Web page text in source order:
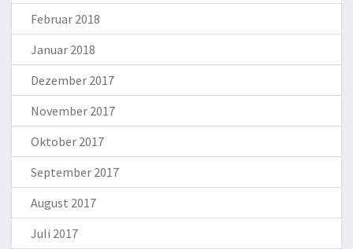
Februar 2018
Januar 2018
Dezember 2017
November 2017
Oktober 2017
September 2017
August 2017
Juli 2017